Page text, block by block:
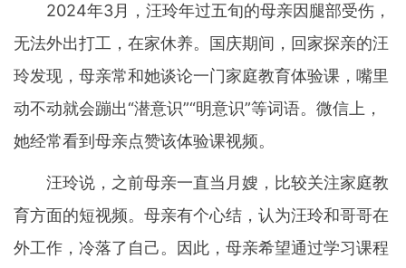
2024年3月，汪玲年过五旬的母亲因腿部受伤，
无法外出打工，在家休养。国庆期间，回家探亲的汪
玲发现，母亲常和她谈论一门家庭教育体验课，嘴里
动不动就会蹦出“潜意识”“明意识”等词语。微信上，
她经常看到母亲点赞该体验课视频。
汪玲说，之前母亲一直当月嫂，比较关注家庭教
育方面的短视频。母亲有个心结，认为汪玲和哥哥在
外工作，冷落了自己。因此，母亲希望通过学习课程